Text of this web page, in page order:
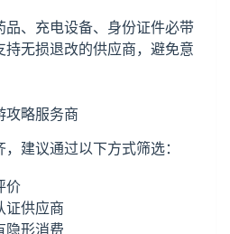
品、充电设备、身份证件必带
持无损退改的供应商，避免意
攻略服务商
建议通过以下方式筛选：
价
证供应商
隐形消费